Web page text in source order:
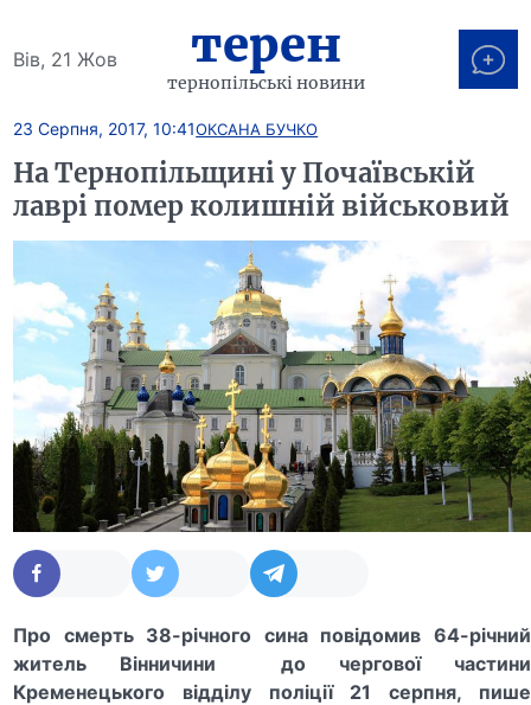
Вів, 21 Жов терен
тернопільські новини
23 Серпня, 2017, 10:41ОКСАНА БУЧКО
На Тернопільщині у Почаївській
лаврі помер колишній військовий
Про смерть 38-річного сина повідомив 64-річний
житель Вінничини до чергової частини
Кременецького відділу поліції 21 серпня, пише